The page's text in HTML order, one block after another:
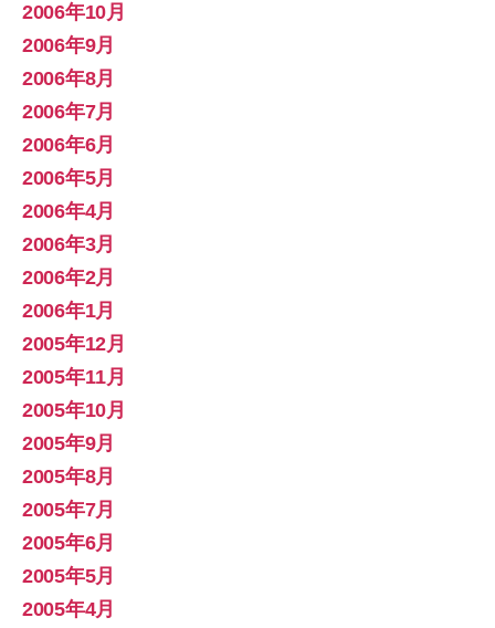
2006年10月
2006年9月
2006年8月
2006年7月
2006年6月
2006年5月
2006年4月
2006年3月
2006年2月
2006年1月
2005年12月
2005年11月
2005年10月
2005年9月
2005年8月
2005年7月
2005年6月
2005年5月
2005年4月